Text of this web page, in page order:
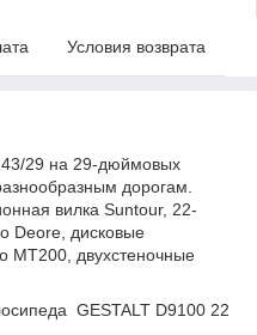
Условия возврата
29 на 29-дюймовых
дорогам.
вилка Suntour, 22-
Deore, дисковые
MT200, двухстеночные
GESTALT D9100 22